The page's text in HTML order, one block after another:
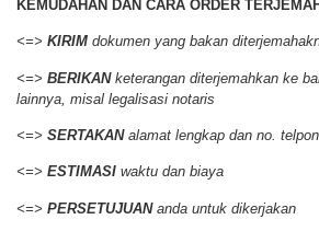
KEMUDAHAN DAN CARA ORDER
<=> KIRIM dokumen yang bakan
<=> BERIKANketerangan diterjemahkan ke
lainnya, misal legalisasi notaris
<=> SERTAKANalamat lengkap dan no. telpon
<=> ESTIMASI waktu dan biaya
<=> PERSETUJUANanda untuk dikerjakan